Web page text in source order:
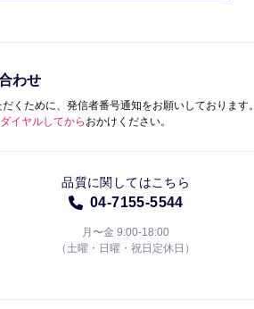
わせ
くために、発信者番号通知をお願いしております。
イヤルしてから おかけください。
品質に関してはこちら
04-7155-5544
月〜金 9:00-18:00
（土曜・日曜・祝日定休日）